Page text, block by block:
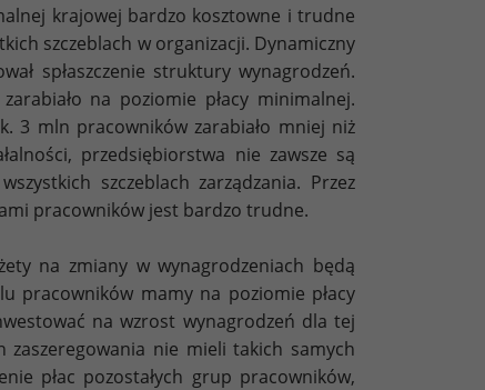
krajowej bardzo kosztowne i trudne
szczeblach w organizacji. Dynamiczny
spłaszczenie struktury wynagrodzeń.
na poziomie płacy minimalnej.
3 mln pracowników zarabiało mniej niż
przedsiębiorstwa nie zawsze są
szczeblach zarządzania. Przez
pracowników jest bardzo trudne.
na zmiany w wynagrodzeniach będą
pracowników mamy na poziomie płacy
na wzrost wynagrodzeń dla tej
nie mieli takich samych
płac pozostałych grup pracowników,